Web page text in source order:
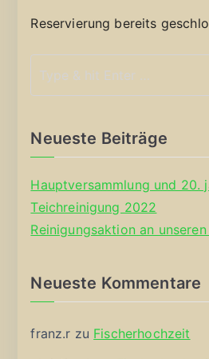
Reservierung bereits
Neueste Beiträge
Hauptversammlung und 20.
Teichreinigung 2022
Reinigungsaktion an unseren
Neueste Kommentare
franz.r zu Fischerhochzeit